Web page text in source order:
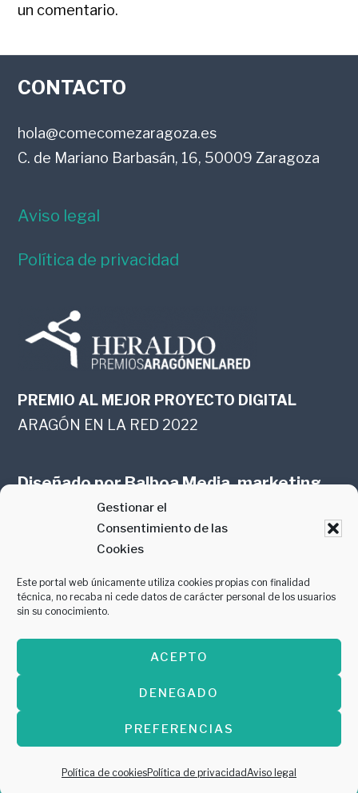
Gestionar el
Consentimiento de las
Cookies
Este portal web únicamente utiliza cookies propias con finalidad
técnica, no recaba ni cede datos de carácter personal de los usuarios
sin su conocimiento.
ACEPTO
DENEGADO
PREFERENCIAS
Política de cookiesPolítica de privacidadAviso legal
un comentario.
FOOTER
CONTACTO
hola@comecomezaragoza.es
C. de Mariano Barbasán, 16, 50009 Zaragoza
Aviso legal
Política de privacidad
PREMIO AL MEJOR PROYECTO DIGITAL
ARAGÓN EN LA RED 2022
Diseñado porBalboa Media, marketing
online en Zaragoza
PREMIO AL MEJOR CONTENIDO
GASTROMANÍA 2018
Copyright © 2026 ·Diseñado porBalboa